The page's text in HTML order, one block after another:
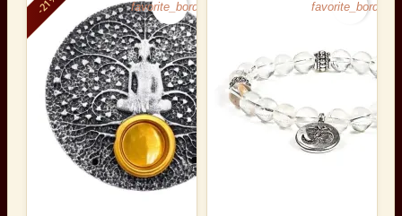
favorite_border favorite_border